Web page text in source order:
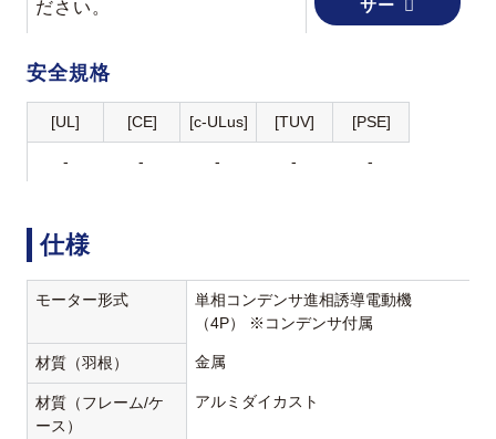
ださい。
サー
安全規格
[UL] [CE] [c-ULus] [TUV] [PSE]
- - - - -
仕様
モーター形式
単相コンデンサ進相誘導電動機
（4P） ※コンデンサ付属
材質（羽根） 金属
材質（フレーム/ケ
ース）
アルミダイカスト